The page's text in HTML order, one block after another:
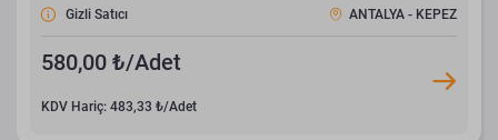
Gizli Satıcı ANTALYA - KEPEZ
580,00 ₺/Adet
KDV Hariç: 483,33 ₺/Adet